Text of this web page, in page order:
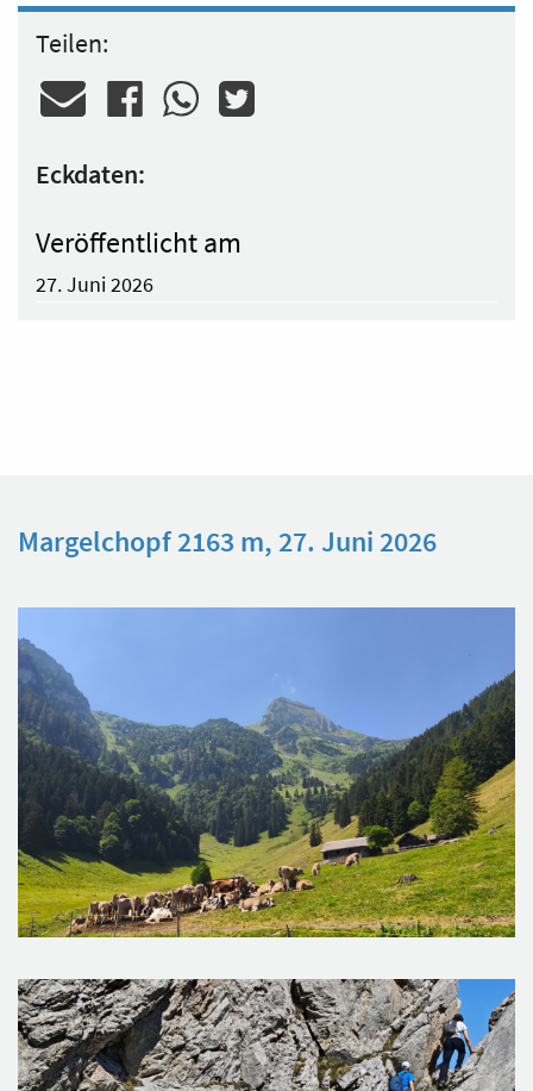
Teilen:
Eckdaten:
Veröffentlicht am
27. Juni 2026
Margelchopf 2163 m, 27. Juni 2026